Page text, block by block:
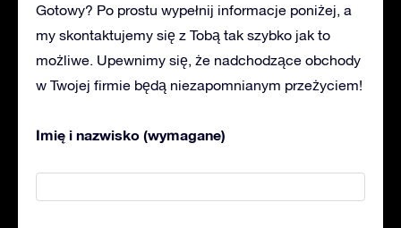
Gotowy? Po prostu wypełnij informacje poniżej, a
my skontaktujemy się z Tobą tak szybko jak to
możliwe. Upewnimy się, że nadchodzące obchody
w Twojej firmie będą niezapomnianym przeżyciem!
Imię i nazwisko (wymagane)